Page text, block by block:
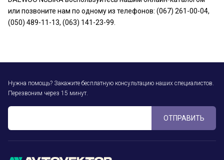
или позвоните нам по одному из телефонов: (067) 261-00-04,
(050) 489-11-13, (063) 141-23-99.
Нужна помощь? Закажите бесплатную консультацию наших специалистов.
Перезвоним через 15 минут.
ОТПРАВИТЬ